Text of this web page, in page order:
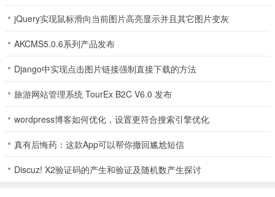
jQuery实现鼠标滑向当前图片高亮显示并且其它图片变灰
AKCMS5.0.6系列产品发布
Django中实现点击图片链接强制直接下载的方法
旅游网站管理系统 TourEx B2C V6.0 发布
wordpress博客如何优化，设置更符合搜索引擎优化
真有后悔药：这款App可以帮你撤回尴尬短信
Discuz! X2验证码的产生和验证及随机数产生探讨